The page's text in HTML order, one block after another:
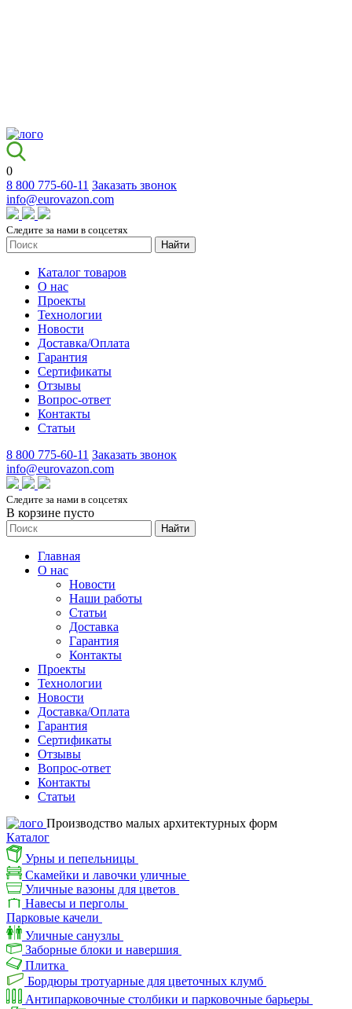
0
8 800 775-60-11 Заказать звонок
info@eurovazon.com
Следите за нами в соцсетях
Найти
Каталог товаров
О нас
Проекты
Технологии
Новости
Доставка/Оплата
Гарантия
Сертификаты
Отзывы
Вопрос-ответ
Контакты
Статьи
8 800 775-60-11 Заказать звонок
info@eurovazon.com
Следите за нами в соцсетях
В корзине пусто
Найти
Главная
О нас
Новости
Наши работы
Статьи
Доставка
Гарантия
Контакты
Проекты
Технологии
Новости
Доставка/Оплата
Гарантия
Сертификаты
Отзывы
Вопрос-ответ
Контакты
Статьи
Производство малых архитектурных форм
Каталог
Урны и пепельницы
Скамейки и лавочки уличные
Уличные вазоны для цветов
Навесы и перголы
Парковые качели
Уличные санузлы
Заборные блоки и навершия
Плитка
Бордюры тротуарные для цветочных клумб
Антипарковочные столбики и парковочные барьеры